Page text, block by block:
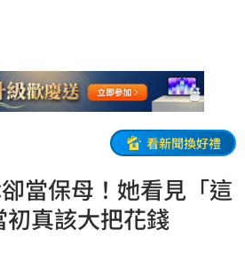
看新聞換好禮
當保母！她看見「這
真該大把花錢